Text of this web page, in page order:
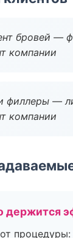
бровей —
компании
филлеры —
компании
держится